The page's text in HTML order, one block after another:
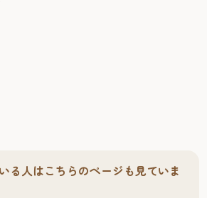
る人はこちらのページも見ていま